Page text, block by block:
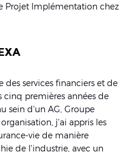
Projet Implémentation chez
services financiers et de
cinq premières années de
sein d'un AG, Groupe
j'ai appris les
vie de manière
de l'industrie, avec un